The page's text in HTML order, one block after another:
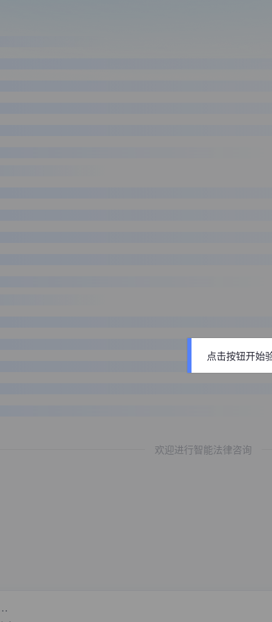
欢迎进行智能法律咨询
点击按钮开始